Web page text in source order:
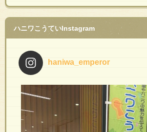
ハニワこうていInstagram
haniwa_emperor